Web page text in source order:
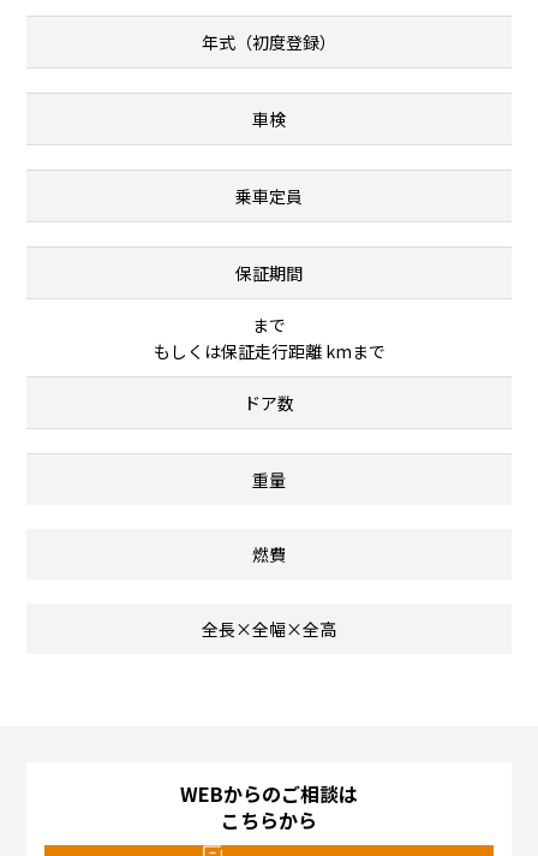
年式（初度登録）
車検
乗車定員
保証期間
まで
もしくは保証走行距離 kmまで
ドア数
重量
燃費
全長×全幅×全高
WEBからのご相談は
こちらから